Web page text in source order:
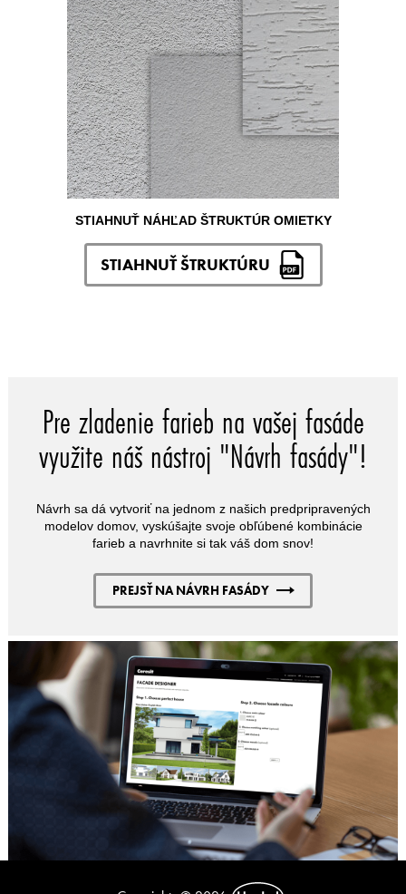
STIAHNUŤ NÁHĽAD ŠTRUKTÚR OMIETKY
STIAHNUŤ ŠTRUKTÚRU
Pre zladenie farieb na vašej fasáde
využite náš nástroj "Návrh fasády"!
Návrh sa dá vytvoriť na jednom z našich predpripravených
modelov domov, vyskúšajte svoje obľúbené kombinácie
farieb a navrhnite si tak váš dom snov!
PREJSŤ NA NÁVRH FASÁDY